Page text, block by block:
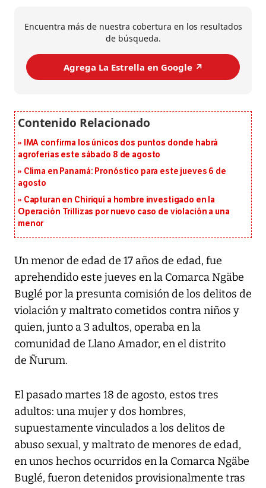
Encuentra más de nuestra cobertura en los resultados
de búsqueda.
Agrega La Estrella en Google ↗️
IMA confirma los únicos dos puntos donde habrá
agroferias este sábado 8 de agosto
Clima en Panamá: Pronóstico para este jueves 6 de
agosto
Capturan en Chiriquí a hombre investigado en la
Operación Trillizas por nuevo caso de violación a una
menor
Un menor de edad de 17 años de edad, fue
aprehendido este jueves en la Comarca Ngäbe
Buglé por la presunta comisión de los delitos de
violación y maltrato cometidos contra niños y
quien, junto a 3 adultos, operaba en la
comunidad de Llano Amador, en el distrito
de Ñurum.
El pasado martes 18 de agosto, estos tres
adultos: una mujer y dos hombres,
supuestamente vinculados a los delitos de
abuso sexual, y maltrato de menores de edad,
en unos hechos ocurridos en la Comarca Ngäbe
Buglé, fueron detenidos provisionalmente tras